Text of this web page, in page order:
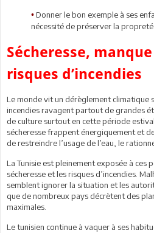
• Donner le bon exemple à ses
nécessité de préserver la
Sécheresse, manque
risques d’incendies
Le monde vit un dérèglement climatique
incendies ravagent partout de grandes
de culture surtout en cette période
sécheresse frappent énergiquement et
de restreindre l’usage de l’eau, le
La Tunisie est pleinement exposée à ces
sécheresse et les risques d’incendies.
semblent ignorer la situation et les
que de nombreux pays décrètent des
maximales.
Le tunisien continue à vaquer à ses